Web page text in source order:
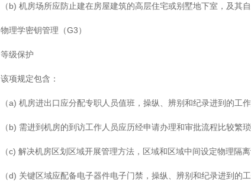
（b) 机房场所应防止建在房屋建筑的高层住宅或别墅地下室，及其
物理学密钥管理（G3）
等级保护
该项规定包含：
（a) 机房进出口应分配专职人员值班，操纵、辨别和纪录进到的工作
（b) 需进到机房的到访工作人员应历经申请办理和审批流程比较繁
（c) 解决机房区划区域开展管理方法，区域和区域中间设定物理隔
（d) 关键区域应配备电子器件电子门禁，操纵、辨别和纪录进到的工